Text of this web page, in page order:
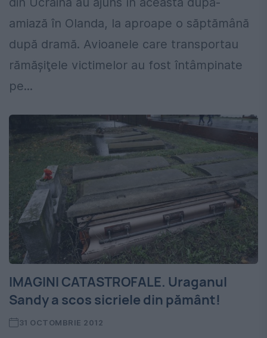
amiază în Olanda, la aproape o săptămână
după dramă. Avioanele care transportau
rămăşiţele victimelor au fost întâmpinate
pe...
IMAGINI CATASTROFALE. Uraganul
Sandy a scos sicriele din pământ!
31 OCTOMBRIE 2012